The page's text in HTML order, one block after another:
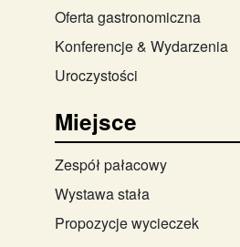
Oferta gastronomiczna
Konferencje & Wydarzenia
Uroczystości
Miejsce
Zespół pałacowy
Wystawa stała
Propozycje wycieczek